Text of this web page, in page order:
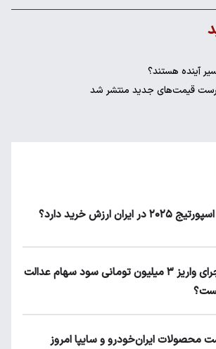
آینده هستند؟
قیمت‌های جدید منتشر شد
۲۰۲۵ در ایران ارزش خرید دارد؟
ماجرای واریز ۳ میلیون تومانی سود سهام عدالت
محصولات ایران‌خودرو و سایپا امروز